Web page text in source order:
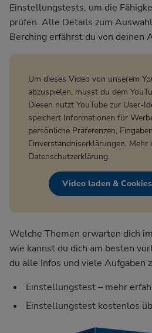
Einstellungstests, um die
prüfen. Alle Details zum
Berching erfährst du von deinen
Um dieses Video von unserem
abzuspielen, musst du dem
Diesen nutzt YouTube zur User-
speichert Informationen für
persönliche Präferenzen,
Einverständniserklärungen. Mehr
Datenschutzerklärung.
Video laden &
Welche Themen erwarten dich
wie kannst du dich am besten
du alle Infos und viele Aufgaben
Einstellungstest – mehr
Einstellungstest kostenlos